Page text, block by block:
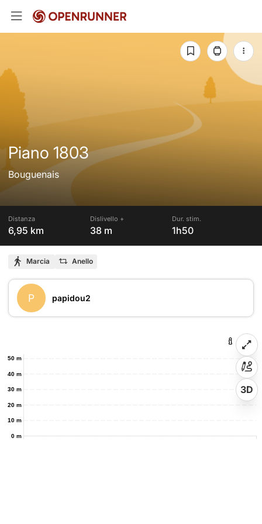
Piano 1803
Bouguenais
Distanza
6,95 km
Dislivello +
38 m
Dur. stim.
1h50
Marcia Anello
P papidou2
0 m
10 m
20 m
30 m
40 m
50 m
3D